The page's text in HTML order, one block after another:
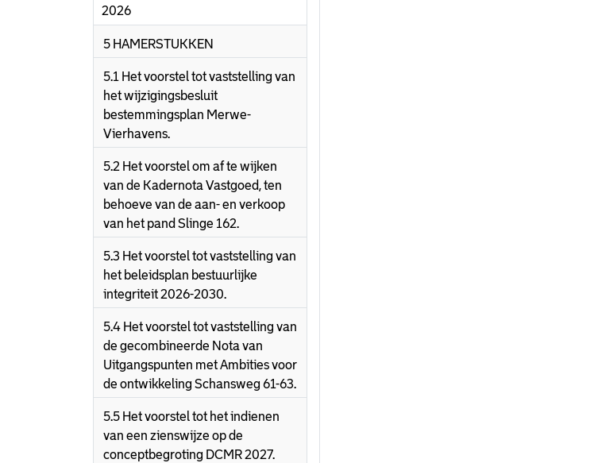
2026
5 HAMERSTUKKEN
5.1 Het voorstel tot vaststelling van
het wijzigingsbesluit
bestemmingsplan Merwe-
Vierhavens.
5.2 Het voorstel om af te wijken
van de Kadernota Vastgoed, ten
behoeve van de aan- en verkoop
van het pand Slinge 162.
5.3 Het voorstel tot vaststelling van
het beleidsplan bestuurlijke
integriteit 2026-2030.
5.4 Het voorstel tot vaststelling van
de gecombineerde Nota van
Uitgangspunten met Ambities voor
de ontwikkeling Schansweg 61-63.
5.5 Het voorstel tot het indienen
van een zienswijze op de
conceptbegroting DCMR 2027.